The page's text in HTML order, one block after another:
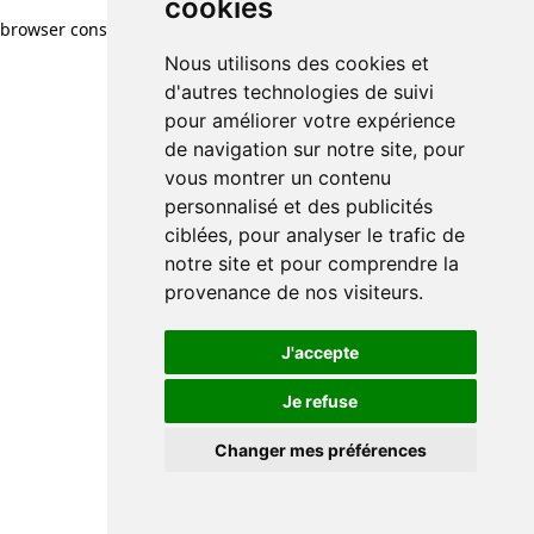
cookies
Nous utilisons des cookies et
d'autres technologies de suivi
pour améliorer votre expérience
de navigation sur notre site, pour
vous montrer un contenu
personnalisé et des publicités
ciblées, pour analyser le trafic de
notre site et pour comprendre la
provenance de nos visiteurs.
J'accepte
Je refuse
Changer mes préférences
browser console for more information)